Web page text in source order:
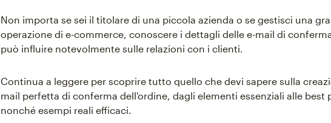
Non importa se sei il titolare di una piccola azienda o se gestisci una
operazione di e-commerce, conoscere i dettagli delle e-mail di
può influire notevolmente sulle relazioni con i clienti.
Continua a leggere per scoprire tutto quello che devi sapere sulla
mail perfetta di conferma dell'ordine, dagli elementi essenziali alle best
nonché esempi reali efficaci.